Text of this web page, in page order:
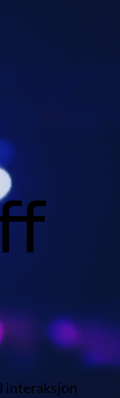
interaksjon